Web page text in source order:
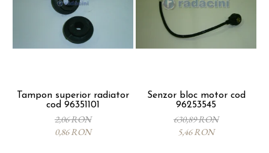
Tampon superior radiator
cod 96351101
2,06 RON
0,86 RON
Senzor bloc motor cod
96253545
630,89 RON
5,46 RON